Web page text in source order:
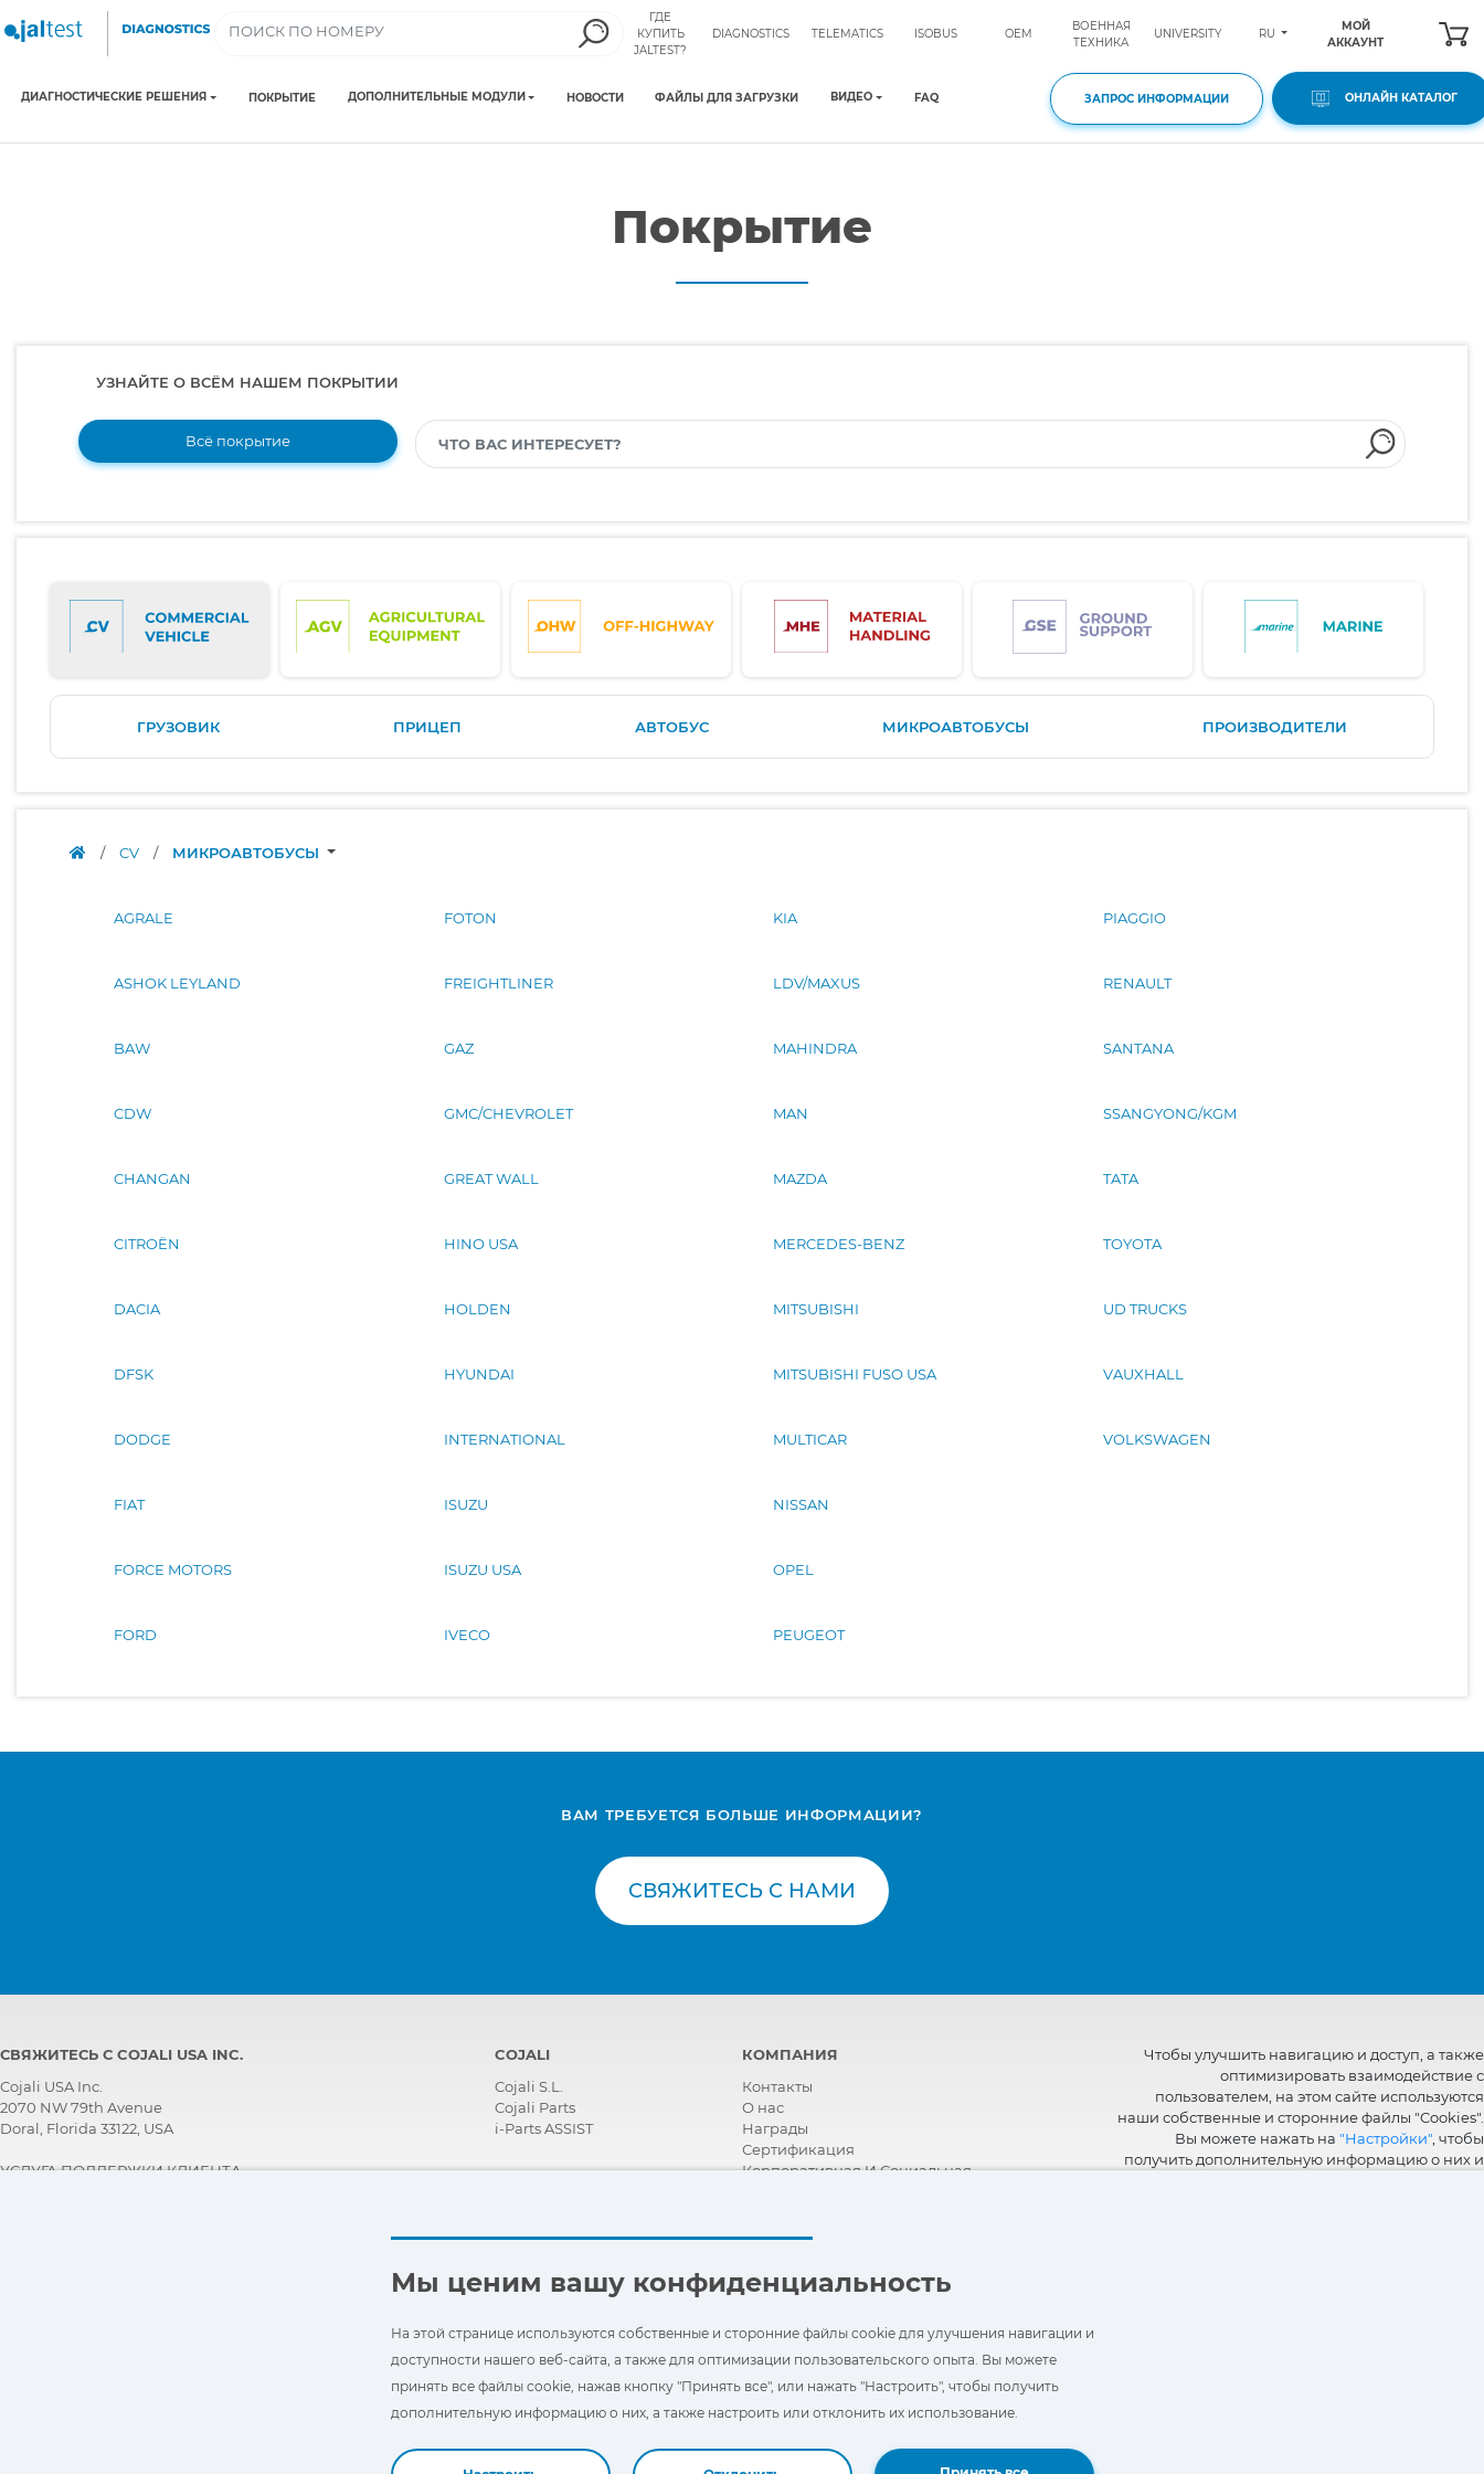
ГДЕ
КУПИТЬ
JALTEST?
DIAGNOSTICS TELEMATICS ISOBUS OEM
ВОЕННАЯ
ТЕХНИКА
UNIVERSITY RU
МОЙ
АККАУНТ
ДИАГНОСТИЧЕСКИЕ РЕШЕНИЯ ПОКРЫТИЕ ДОПОЛНИТЕЛЬНЫЕ МОДУЛИ НОВОСТИ ФАЙЛЫ ДЛЯ ЗАГРУЗКИ ВИДЕО FAQ ЗАПРОС ИНФОРМАЦИИ ОНЛАЙН КАТАЛОГ
Покрытие
УЗНАЙТЕ О ВСЁМ НАШЕМ ПОКРЫТИИ
Всё покрытие
ГРУЗОВИК ПРИЦЕП АВТОБУС МИКРОАВТОБУСЫ ПРОИЗВОДИТЕЛИ
/ CV / МИКРОАВТОБУСЫ
AGRALE
ASHOK LEYLAND
BAW
CDW
CHANGAN
CITROËN
DACIA
DFSK
DODGE
FIAT
FORCE MOTORS
FORD
FOTON
FREIGHTLINER
GAZ
GMC/CHEVROLET
GREAT WALL
HINO USA
HOLDEN
HYUNDAI
INTERNATIONAL
ISUZU
ISUZU USA
IVECO
KIA
LDV/MAXUS
MAHINDRA
MAN
MAZDA
MERCEDES-BENZ
MITSUBISHI
MITSUBISHI FUSO USA
MULTICAR
NISSAN
OPEL
PEUGEOT
PIAGGIO
RENAULT
SANTANA
SSANGYONG/KGM
TATA
TOYOTA
UD TRUCKS
VAUXHALL
VOLKSWAGEN
ВАМ ТРЕБУЕТСЯ БОЛЬШЕ ИНФОРМАЦИИ?
СВЯЖИТЕСЬ С НАМИ
СВЯЖИТЕСЬ С COJALI USA INC.
Cojali USA Inc.
2070 NW 79th Avenue
Doral, Florida 33122, USA
УСЛУГА ПОДДЕРЖКИ КЛИЕНТА
COJALI
Cojali S.L.
Cojali Parts
i-Parts ASSIST
КОМПАНИЯ
Контакты
О нас
Награды
Сертификация
Корпоративная И Социальная
Новости
FAQ - ЧАСТО ЗАДАВАЕМЫЕ
ВОПРОСЫ
Чтобы улучшить навигацию и доступ, а также
оптимизировать взаимодействие с
пользователем, на этом сайте используются
наши собственные и сторонние файлы "Cookies".
Вы можете нажать на "Настройки" , чтобы
получить дополнительную информацию о них и
Мы ценим вашу конфиденциальность
На этой странице используются собственные и сторонние файлы cookie для улучшения навигации и
доступности нашего веб-сайта, а также для оптимизации пользовательского опыта. Вы можете
принять все файлы cookie, нажав кнопку "Принять все", или нажать "Настроить", чтобы получить
дополнительную информацию о них, а также настроить или отклонить их использование.